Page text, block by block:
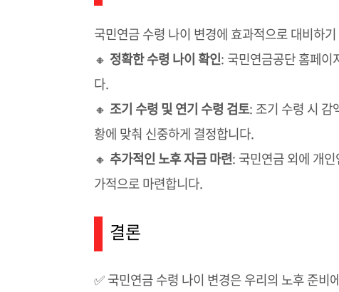
국민연금 수령 나이 변경에 효과적으로 대비하
🔸 정확한 수령 나이 확인: 국민연금공단 홈페이
다.
🔸 조기 수령 및 연기 수령 검토: 조기 수령 시 감
황에 맞춰 신중하게 결정합니다.
🔸 추가적인 노후 자금 마련: 국민연금 외에 개
가적으로 마련합니다.
결론
✅ 국민연금 수령 나이 변경은 우리의 노후 준비